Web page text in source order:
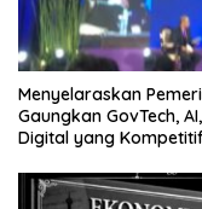
Menyelaraskan
Gaungkan GovTech,
Digital yang